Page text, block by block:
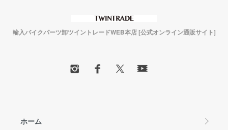
輸入バイクパーツ卸ツイントレードWEB本店 [公式オンライン通販サイト]
ホーム